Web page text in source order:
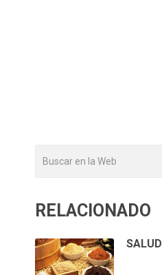
RELACIONADO